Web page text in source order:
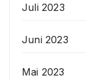
Juli 2023
Juni 2023
Mai 2023